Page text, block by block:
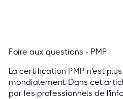
Foire aux questions - PMP
La certification PMP n'est
mondialement. Dans cet
par les professionnels de